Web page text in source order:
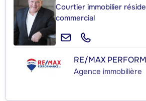
Courtier immobilier
commercial
RE/MAX
Agence immobilière